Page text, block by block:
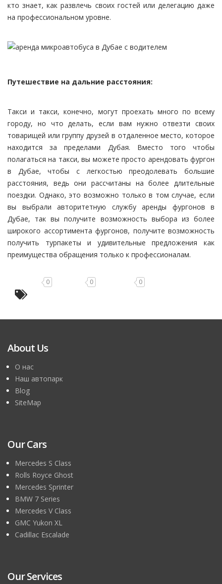
кто знает, как развлечь своих гостей или делегацию даже
на профессиональном уровне.
Путешествие на дальние расстояния:
Такси и такси, конечно, могут проехать много по всему
городу, но что делать, если вам нужно отвезти своих
товарищей или группу друзей в отдаленное место, которое
находится за пределами Дубая. Вместо того чтобы
полагаться на такси, вы можете просто арендовать фургон
в Дубае, чтобы с легкостью преодолевать большие
расстояния, ведь они рассчитаны на более длительные
поездки. Однако, это возможно только в том случае, если
вы выбрали авторитетную службу аренды фургонов в
Дубае, так вы получите возможность выбора из более
широкого ассортимента фургонов, получите возможность
получить турпакеты и удивительные предложения как
преимущества обращения только к профессионалам.
0 0 0
About Us
О нас
Наш автопарк
Blog
SiteMap
Our Cars
Mercedes S Class
Rolls Royce Ghost
Mercedes Sprinter
BMW 7 Series
Mercedes V Class
GMC Yukon XL
Cadillac Escalade
Our Services